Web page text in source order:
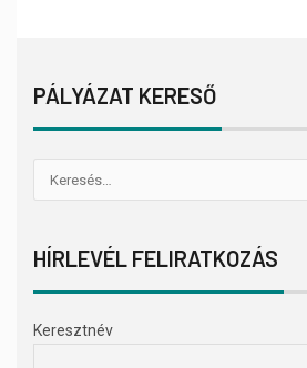
PÁLYÁZAT KERESŐ
HÍRLEVÉL FELIRATKOZÁS
Keresztnév